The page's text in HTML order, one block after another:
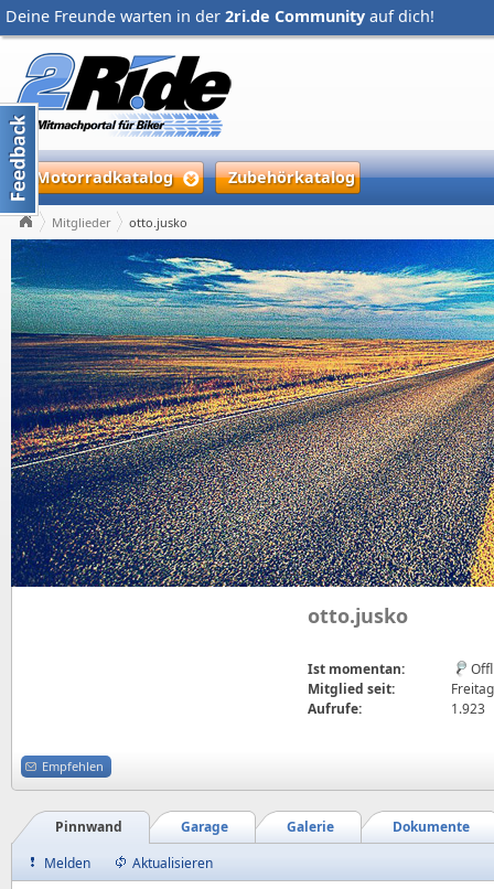
Deine Freunde warten in der 2ri.de Community auf dich!
Motorradkatalog Zubehörkatalog
Mitglieder otto.jusko
otto.jusko
Ist momentan:
Mitglied seit:
Aufrufe:
1.923
Empfehlen
Dokumente
Galerie
Garage
Pinnwand
Melden
Aktualisieren